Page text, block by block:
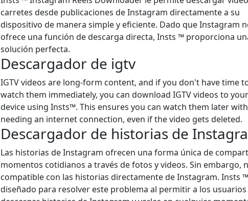
carretes desde publicaciones de Instagram directamente a su
dispositivo de manera simple y eficiente. Dado que Instagram
ofrece una función de descarga directa, Insts ™ proporciona
solución perfecta.
Descargador de igtv
IGTV videos are long-form content, and if you don't have time
watch them immediately, you can download IGTV videos to your
device using Insts™. This ensures you can watch them later
needing an internet connection, even if the video gets deleted.
Descargador de historias de
Las historias de Instagram ofrecen una forma única de
momentos cotidianos a través de fotos y videos. Sin embargo,
compatible con las historias directamente de Instagram. Insts
diseñado para resolver este problema al permitir a los usuarios